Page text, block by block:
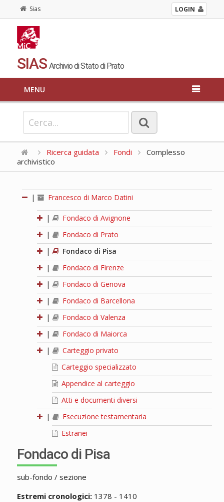
Sias LOGIN
SIAS Archivio di Stato di Prato
MENU
Ricerca guidata Fondi
Complesso
archivistico
| Francesco di Marco Datini
|
Fondaco di Avignone
|
Fondaco di Prato
|
Fondaco di Pisa
|
Fondaco di Firenze
|
Fondaco di Genova
|
Fondaco di Barcellona
|
Fondaco di Valenza
|
Fondaco di Maiorca
|
Carteggio privato
Carteggio specializzato
Appendice al carteggio
Atti e documenti diversi
|
Esecuzione testamentaria
Estranei
Fondaco di Pisa
sub-fondo / sezione
Estremi cronologici:1378 - 1410